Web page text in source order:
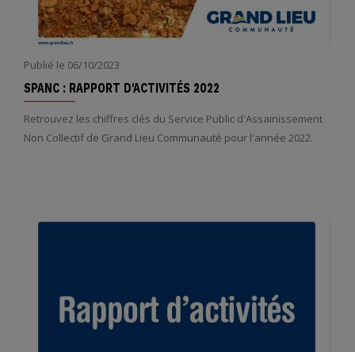
Publié le 06/10/2023
SPANC : RAPPORT D'ACTIVITÉS 2022
Retrouvez les chiffres clés du Service Public d'Assainissement
Non Collectif de Grand Lieu Communauté pour l'année 2022.